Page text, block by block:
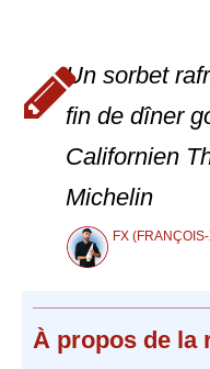
Un sorbet
fin de dîner
Californien
Michelin
FX
À propos de la